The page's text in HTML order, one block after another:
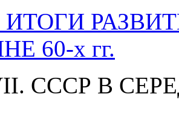
ИТОГИ
60-х гг.
СССР В